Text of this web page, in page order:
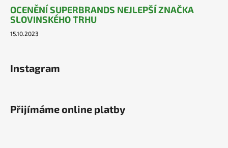
OCENĚNÍ SUPERBRANDS NEJLEPŠÍ ZNAČKA
SLOVINSKÉHO TRHU
15.10.2023
Instagram
Přijímáme online platby